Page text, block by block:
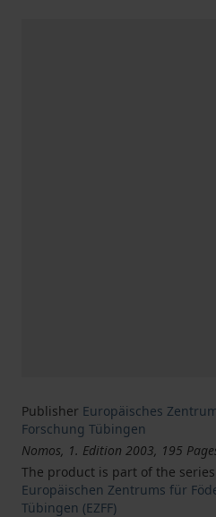
Publisher Europäisches
Forschung Tübingen
Nomos, 1. Edition 2003, 195
The product is part of the series
Europäischen Zentrums für
Tübingen (EZFF)